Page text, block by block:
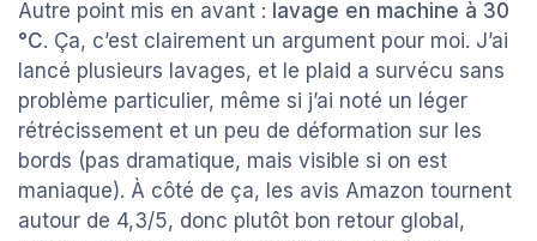
Autre point mis en avant : lavage en machine à 30
°C. Ça, c’est clairement un argument pour moi. J’ai
lancé plusieurs lavages, et le plaid a survécu sans
problème particulier, même si j’ai noté un léger
rétrécissement et un peu de déformation sur les
bords (pas dramatique, mais visible si on est
maniaque). À côté de ça, les avis Amazon tournent
autour de 4,3/5, donc plutôt bon retour global,